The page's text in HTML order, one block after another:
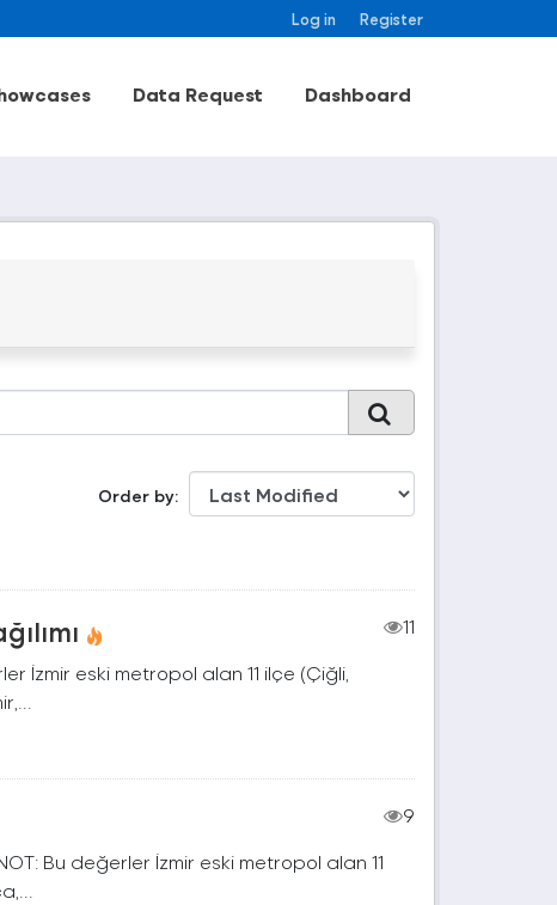
Log in Register
Data Request Dashboard
Order by
11
İzmir eski metropol alan 11 ilçe (Çiğli,
9
Bu değerler İzmir eski metropol alan 11